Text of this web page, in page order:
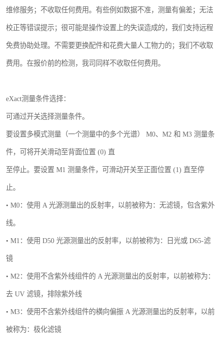
维修服务；不收取任何费用。有些例如数据不准，测量有偏差；无法
校正等错误提示；很可能是操作设置上的失误造成的，我们支持远程
免费协助处理。不需要更换配件和花费大量人工物力的；我们不收取
费用。在报价前的检测，我司同样不收取任何费用。
eXact测量条件选择：
可通过开关选择测量条件。
要设置多模式测量（一个测量中的多个光谱） M0、M2 和 M3 测量条
件，可将开关滑动至背面位置 (0) 直
至停止。要设置 M1 测量条件，可滑动开关至正面位置 (1) 直至停
止。
• M0：使用 A 光源测量出的反射率，以前被称为：无滤镜，包含紫外
线。
• M1：使用 D50 光源测量出的反射率，以前被称为：日光或 D65-滤
镜
• M2：使用不含紫外线组件的 A 光源测量出的反射率，以前被称为：
去 UV 滤镜，排除紫外线
• M3：使用不含紫外线组件的横向偏振 A 光源测量出的反射率，以前
被称为：极化滤镜